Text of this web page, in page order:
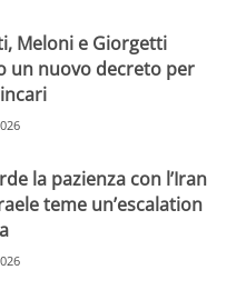
Meloni e Giorgetti
un nuovo decreto per
la pazienza con l’Iran
teme un’escalation